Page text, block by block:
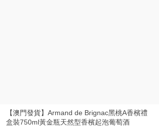
【澳門發貨】Armand de Brignac黑桃A香檳禮
盒裝750ml黃金瓶天然型香檳起泡葡萄酒